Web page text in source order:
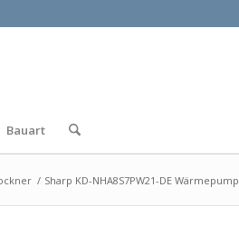
Bauart
/ Sharp KD-NHA8S7PW21-DE